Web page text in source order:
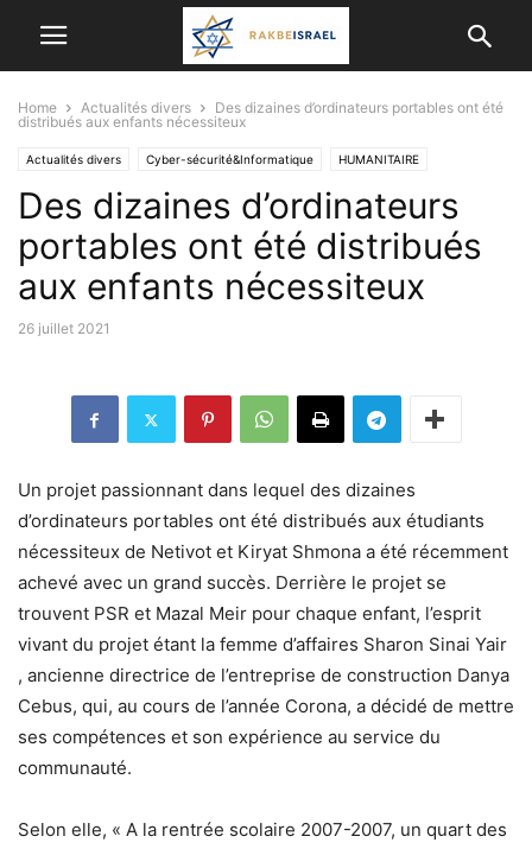
Home Actualités divers
Des dizaines d’ordinateurs portables ont été
distribués aux enfants nécessiteux
Actualités divers Cyber-sécurité&Informatique HUMANITAIRE
VIE EN ISRAËL
Des dizaines d’ordinateurs
portables ont été distribués
aux enfants nécessiteux
26 juillet 2021
Un projet passionnant dans lequel des dizaines
d’ordinateurs portables ont été distribués aux étudiants
nécessiteux de Netivot et Kiryat Shmona a été récemment
achevé avec un grand succès. Derrière le projet se
trouvent PSR et Mazal Meir pour chaque enfant, l’esprit
vivant du projet étant la femme d’affaires Sharon Sinai Yair
, ancienne directrice de l’entreprise de construction Danya
Cebus, qui, au cours de l’année Corona, a décidé de mettre
ses compétences et son expérience au service du
communauté.
Selon elle, « A la rentrée scolaire 2007-2007, un quart des